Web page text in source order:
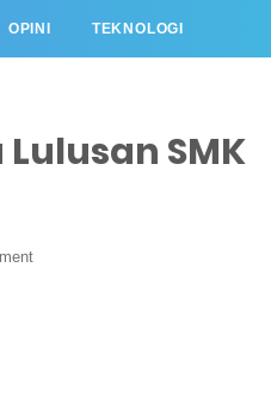
OPINI TEKNOLOGI
SMK